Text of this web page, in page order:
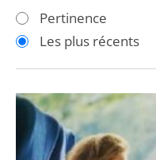
les
filtres
après
les
filtres
avant
Pertinence
Les plus récents
La
demande
de